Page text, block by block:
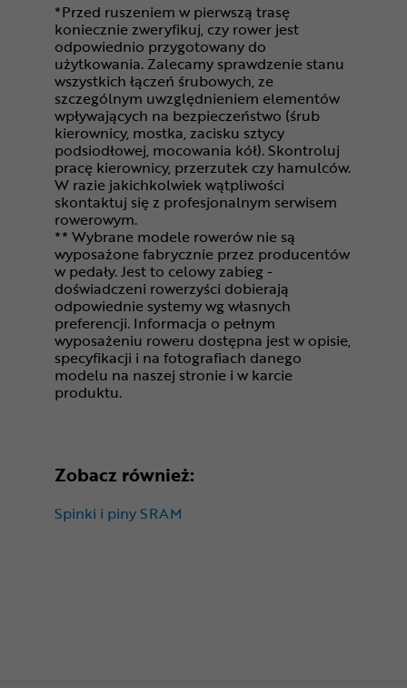
*Przed ruszeniem w pierwszą trasę
koniecznie zweryfikuj, czy rower jest
odpowiednio przygotowany do
użytkowania. Zalecamy sprawdzenie stanu
wszystkich łączeń śrubowych, ze
szczególnym uwzględnieniem elementów
wpływających na bezpieczeństwo (śrub
kierownicy, mostka, zacisku sztycy
podsiodłowej, mocowania kół). Skontroluj
pracę kierownicy, przerzutek czy hamulców.
W razie jakichkolwiek wątpliwości
skontaktuj się z profesjonalnym serwisem
rowerowym.
** Wybrane modele rowerów nie są
wyposażone fabrycznie przez producentów
w pedały. Jest to celowy zabieg -
doświadczeni rowerzyści dobierają
odpowiednie systemy wg własnych
preferencji. Informacja o pełnym
wyposażeniu roweru dostępna jest w opisie,
specyfikacji i na fotografiach danego
modelu na naszej stronie i w karcie
produktu.
Zobacz również:
Spinki i piny SRAM